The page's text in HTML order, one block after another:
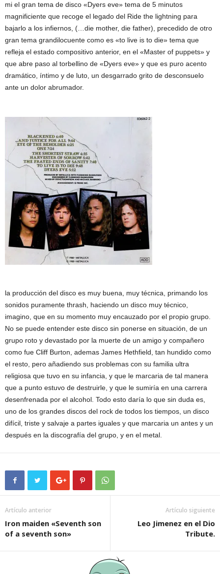
mi el gran tema de disco «Dyers eve» tema de 5 minutos
magnificiente que recoge el legado del Ride the lightning para
bajarlo a los infiernos, (…die mother, die father), precedido de otro
gran tema grandilocuente como es «to live is to die» tema que
refleja el estado compositivo anterior, en el «Master of puppets» y
que abre paso al torbellino de «Dyers eve» y que es puro acento
dramático, íntimo y de luto, un desgarrado grito de desconsuelo
ante un dolor abrumador.
la producción del disco es muy buena, muy técnica, primando los
sonidos puramente thrash, haciendo un disco muy técnico,
imagino, que en su momento muy encauzado por el propio grupo.
No se puede entender este disco sin ponerse en situación, de un
grupo roto y devastado por la muerte de un amigo y compañero
como fue Cliff Burton, ademas James Hethfield, tan hundido como
el resto, pero añadiendo sus problemas con su familia ultra
religiosa que tuvo en su infancia, y que le marcaria de tal manera
que a punto estuvo de destruirle, y que le sumiría en una carrera
desenfrenada por el alcohol. Todo esto daría lo que sin duda es,
uno de los grandes discos del rock de todos los tiempos, un disco
difícil, triste y salvaje a partes iguales y que marcaria un antes y un
después en la discografía del grupo, y en el metal.
Artículo anterior
Iron maiden «Seventh son
of a seventh son»
Artículo siguiente
Leo Jimenez en el Dio
Tribute.